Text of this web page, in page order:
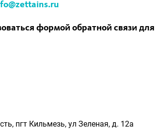
формой обратной связи для
пгт Кильмезь, ул Зеленая, д. 12а